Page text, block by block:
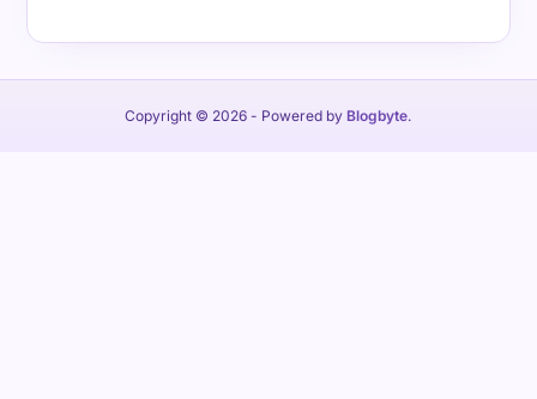
Copyright © 2026 - Powered by Blogbyte.